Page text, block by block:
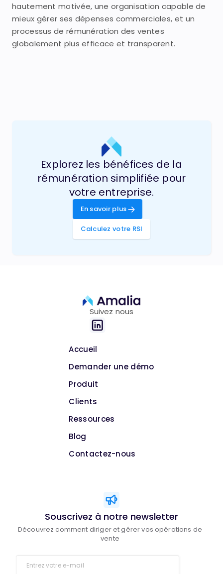
hautement motivée, une organisation capable de
mieux gérer ses dépenses commerciales, et un
processus de rémunération des ventes
globalement plus efficace et transparent.
Explorez les bénéfices de la
rémunération simplifiée pour
votre entreprise.
En savoir plus
Calculez votre RSI
Suivez nous
Accueil
Demander une démo
Produit
Clients
Ressources
Blog
Contactez-nous
Souscrivez à notre newsletter
Découvrez comment diriger et gérer vos opérations de
vente